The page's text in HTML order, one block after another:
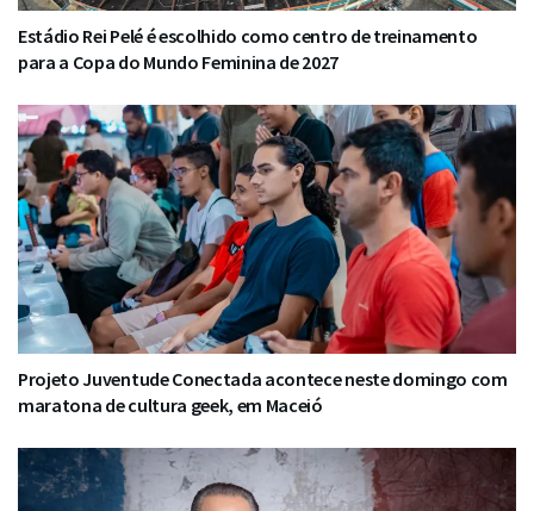
Estádio Rei Pelé é escolhido como centro de treinamento
para a Copa do Mundo Feminina de 2027
Projeto Juventude Conectada acontece neste domingo com
maratona de cultura geek, em Maceió